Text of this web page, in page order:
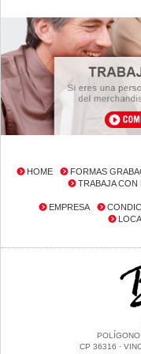
HOME FORMAS
TRABAJA CON
EMPRESA
CP 36316 ·